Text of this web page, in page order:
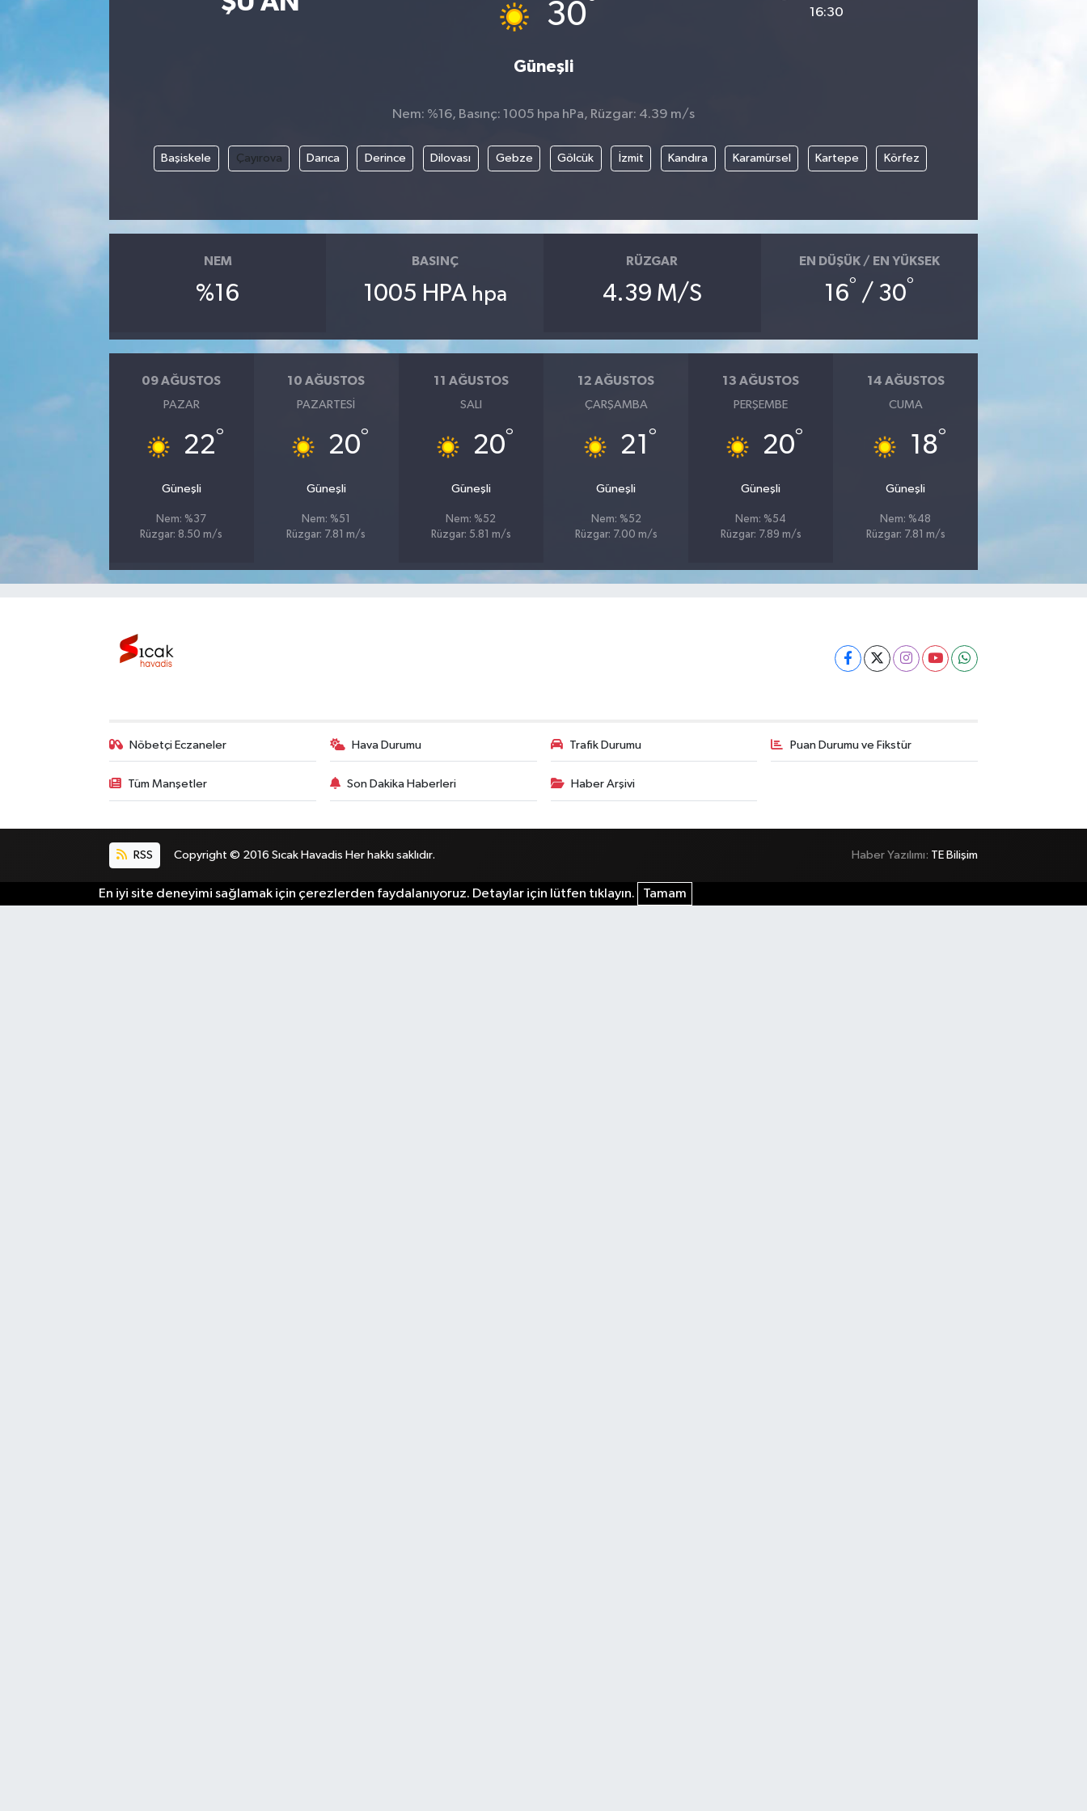
30
Güneşli
16:30
Nem: %16, Basınç: 1005 hpa hPa, Rüzgar: 4.39 m/s
Başiskele Çayırova Darıca Derince Dilovası Gebze Gölcük İzmit Kandıra Karamürsel Kartepe Körfez
NEM
%16
BASINÇ
1005 HPA hpa
RÜZGAR
4.39 M/S
EN DÜŞÜK / EN YÜKSEK
16° / 30°
09 AĞUSTOS
PAZAR
22°
Güneşli
Nem: %37
Rüzgar: 8.50 m/s
10 AĞUSTOS
PAZARTESI
20°
Güneşli
Nem: %51
Rüzgar: 7.81 m/s
11 AĞUSTOS
SALI
20°
Güneşli
Nem: %52
Rüzgar: 5.81 m/s
12 AĞUSTOS
ÇARŞAMBA
21 °
Güneşli
Nem: %52
Rüzgar: 7.00 m/s
13 AĞUSTOS
PERŞEMBE
20°
Güneşli
Nem: %54
Rüzgar: 7.89 m/s
14 AĞUSTOS
CUMA
18°
Güneşli
Nem: %48
Rüzgar: 7.81 m/s
Nöbetçi Eczaneler Hava Durumu Trafik Durumu Puan Durumu ve Fikstür
Tüm Manşetler Son Dakika Haberleri Haber Arşivi
RSS Copyright © 2016 Sıcak Havadis Her hakkı saklıdır. Haber Yazılımı: TE Bilişim
En iyi site deneyimi sağlamak için çerezlerden faydalanıyoruz. Detaylar için lütfen tıklayın. Tamam
Sağlık
Kültür & Sanat
Bilim, Teknoloji